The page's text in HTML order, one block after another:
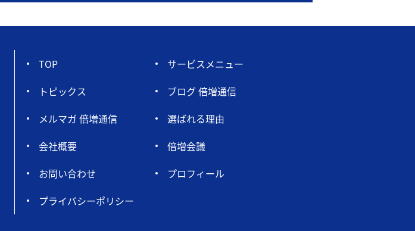
TOP
サービスメニュー
トピックス
ブログ 倍増通信
メルマガ 倍増通信
選ばれる理由
会社概要
倍増会議
お問い合わせ
プロフィール
プライバシーポリシー